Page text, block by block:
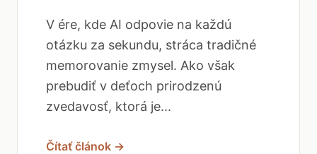
V ére, kde AI odpovie na každú
otázku za sekundu, stráca tradičné
memorovanie zmysel. Ako však
prebudiť v deťoch prirodzenú
zvedavosť, ktorá je...
Čítať článok →